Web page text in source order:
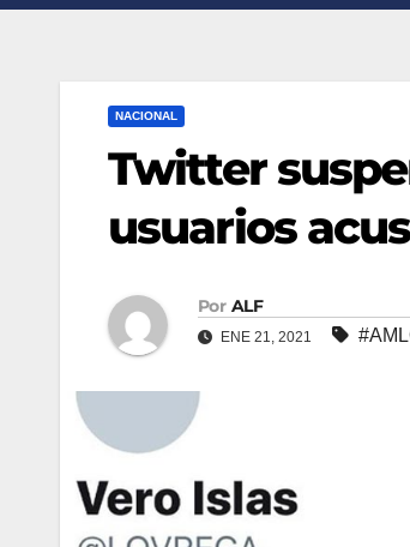
NACIONAL
Twitter
usuarios
Por ALF
ENE 21, 2021